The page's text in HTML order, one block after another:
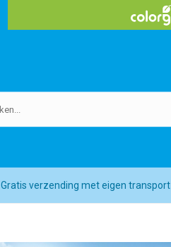
Gratis verzending met eigen transport